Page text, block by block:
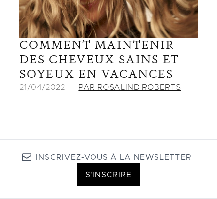
COMMENT MAINTENIR
DES CHEVEUX SAINS ET
SOYEUX EN VACANCES
21/04/2022 PAR ROSALIND ROBERTS
INSCRIVEZ-VOUS À LA NEWSLETTER
S'INSCRIRE